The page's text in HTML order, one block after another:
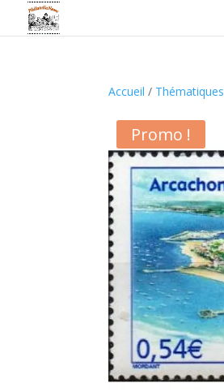
Accueil / Thématiques
Promo !